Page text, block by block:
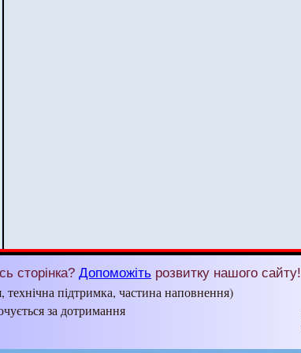
сторінка? Допоможіть розвитку нашого сайту!
підтримка, частина наповнення)
за дотримання